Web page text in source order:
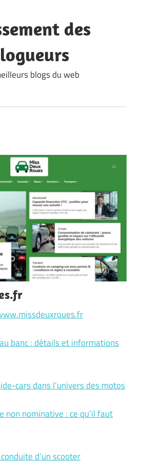
des
blogs du web
banc : détails et informations
cars dans l’univers des motos
non nominative : ce qu’il faut
d’un scooter